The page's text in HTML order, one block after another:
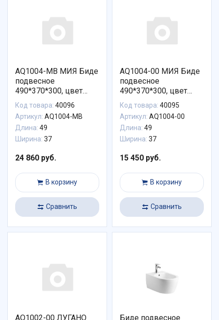
AQ1004-MB МИЯ Биде
подвесное
490*370*300, цвет
белый матовый
Код товара: 40096
Артикул: AQ1004-MB
Длина: 49
Ширина: 37
24 860 руб.
В корзину
Сравнить
AQ1004-00 МИЯ Биде
подвесное
490*370*300, цвет
белый
Код товара: 40095
Артикул: AQ1004-00
Длина: 49
Ширина: 37
15 450 руб.
В корзину
Сравнить
AQ1002-00 ЛУГАНО
Биде подвесное